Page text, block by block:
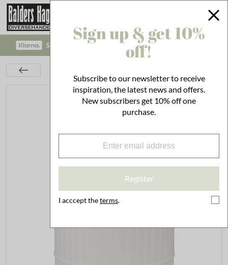
SAFE PAYMENT WITH KLARNA CHECKOUT!
Sign up & get 10%
off!
Subscribe to our newsletter to receive
inspiration, the latest news and offers.
New subscribers get 10% off one
purchase.
Register
I acccept theterms.